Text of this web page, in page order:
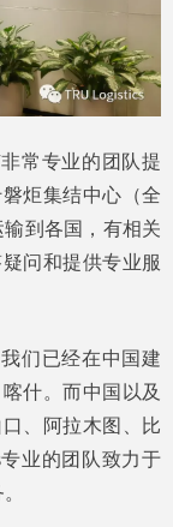
常专业的团队提
炬集结中心（全
到各国，有相关
问和提供专业服
们已经在中国建
什。而中国以及
、阿拉木图、比
业的团队致力于